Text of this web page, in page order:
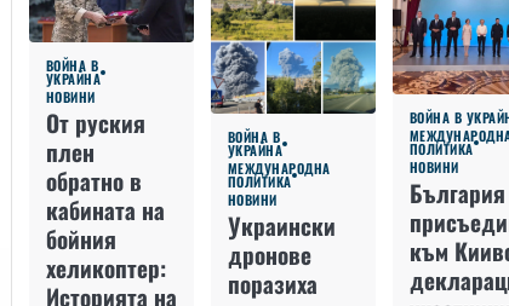
ВОЙНА В
УКРАЙНА
НОВИНИ
От руския
плен
обратно в
кабината на
бойния
хеликоптер:
Историята на
ВОЙНА В
УКРАЙНА
МЕЖДУНАРОДНА
ПОЛИТИКА
НОВИНИ
Украински
дронове
поразиха
ВОЙНА В
ПОЛИТИКА
НОВИНИ
към